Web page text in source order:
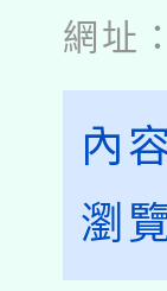
網址：
內
瀏